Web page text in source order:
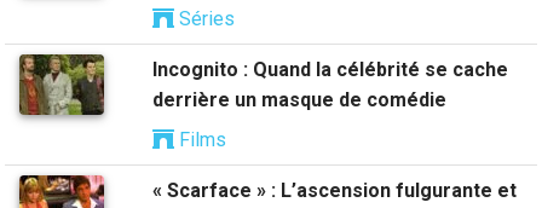
Séries
Incognito : Quand la célébrité se cache
derrière un masque de comédie
Films
« Scarface » : L’ascension fulgurante et